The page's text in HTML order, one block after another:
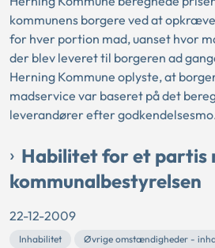
kommunens borgere ved at
for hver portion mad, uanset hvor
der blev leveret til borgeren ad
Herning Kommune oplyste, at
madservice var baseret på det
leverandører efter
Habilitet for et partis
kommunalbestyrelsen
22-12-2009
Inhabilitet
Øvrige omstændigheder -